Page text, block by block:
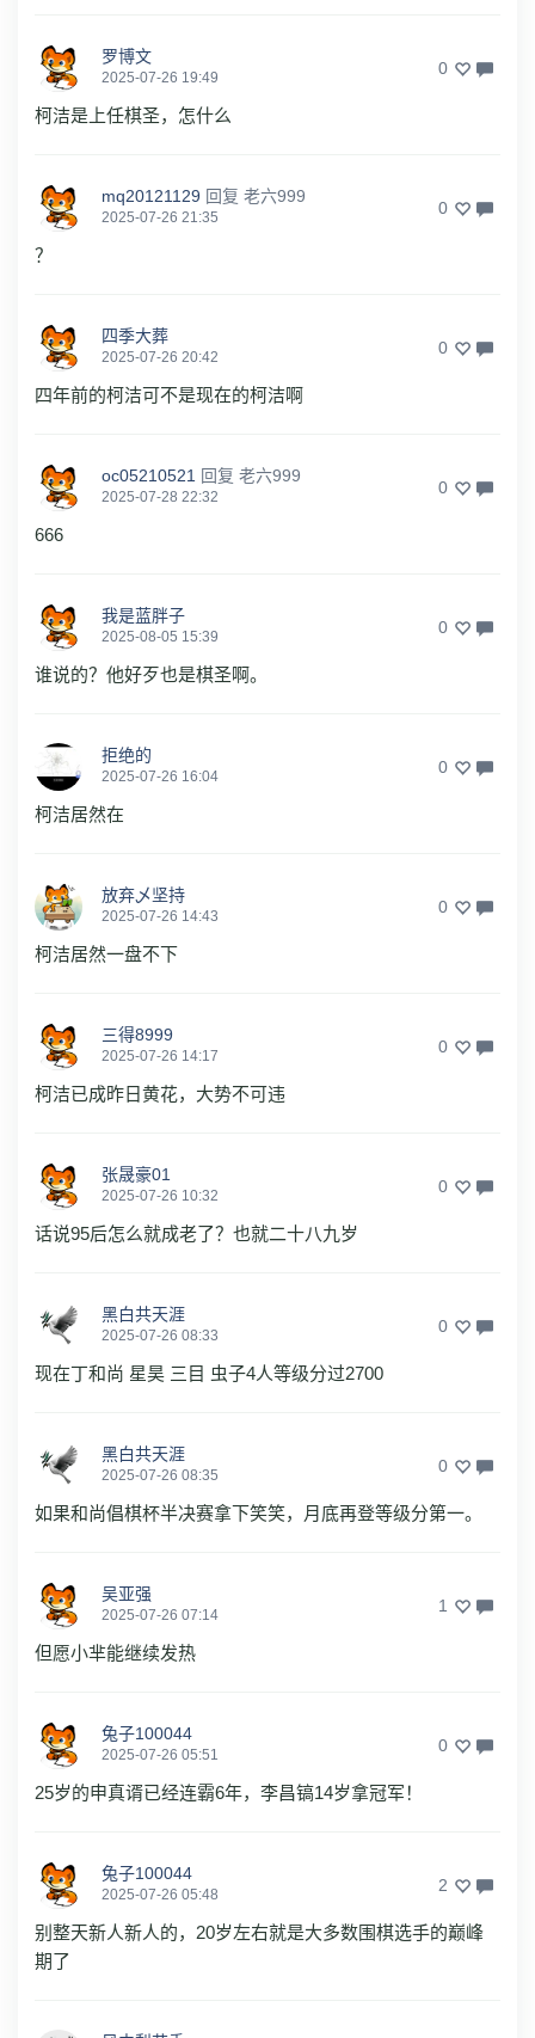
罗博文
2025-07-26 19:49 0
柯洁是上任棋圣，怎什么
mq20121129 回复 老六999
2025-07-26 21:35 0
？
四季大葬
2025-07-26 20:42 0
四年前的柯洁可不是现在的柯洁啊
oc05210521 回复 老六999
2025-07-28 22:32 0
666
我是蓝胖子
2025-08-05 15:39 0
谁说的？他好歹也是棋圣啊。
拒绝的
2025-07-26 16:04 0
柯洁居然在
放弃乄坚持
2025-07-26 14:43 0
柯洁居然一盘不下
三得8999
2025-07-26 14:17 0
柯洁已成昨日黄花，大势不可违
张晟豪01
2025-07-26 10:32 0
话说95后怎么就成老了？也就二十八九岁
黑白共天涯
2025-07-26 08:33 0
现在丁和尚 星昊 三目 虫子4人等级分过2700
黑白共天涯
2025-07-26 08:35 0
如果和尚倡棋杯半决赛拿下笑笑，月底再登等级分第一。
吴亚强
2025-07-26 07:14 1
但愿小芈能继续发热
兔子100044
2025-07-26 05:51 0
25岁的申真谞已经连霸6年，李昌镐14岁拿冠军！
兔子100044
2025-07-26 05:48 2
别整天新人新人的，20岁左右就是大多数围棋选手的巅峰
期了